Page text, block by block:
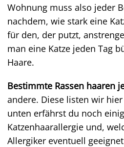
Wohnung muss also jeder
nachdem, wie stark eine
für den, der putzt,
man eine Katze jeden Tag
Haare.
Bestimmte Rassen haaren
andere. Diese listen wir
unten erfährst du noch
Katzenhaarallergie und,
Allergiker eventuell